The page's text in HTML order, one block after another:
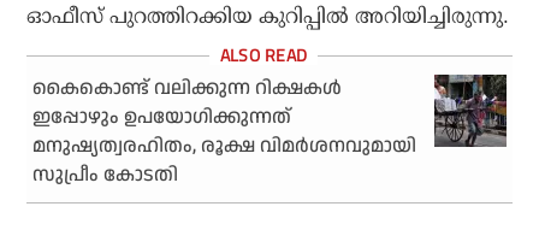
ഓഫീസ് പുറത്തിറക്കിയ കുറിപ്പില്‍ അറിയിച്ചിരുന്നു.
കൈകൊണ്ട് വലിക്കുന്ന റിക്ഷകള്‍
ഇപ്പോഴും ഉപയോഗിക്കുന്നത്
മനുഷ്യത്വരഹിതം, രൂക്ഷ വിമര്‍ശനവുമായി
സുപ്രീം കോടതി